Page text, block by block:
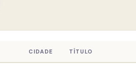
CIDADE TÍTULO